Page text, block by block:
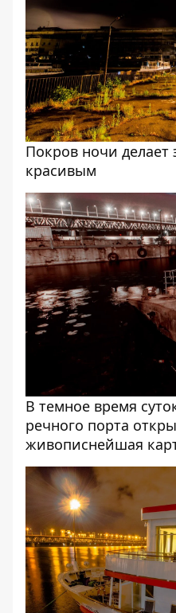
Покров ночи делает
красивым
В темное время
речного порта
живописнейшая